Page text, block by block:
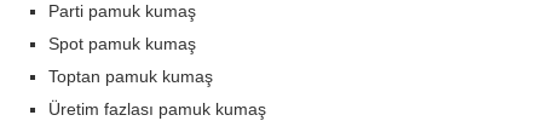
Parti pamuk kumaş
Spot pamuk kumaş
Toptan pamuk kumaş
Üretim fazlası pamuk kumaş